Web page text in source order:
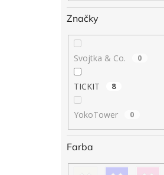
Značky
Svojtka & Co. 0
TICKIT 8
YokoTower 0
Farba